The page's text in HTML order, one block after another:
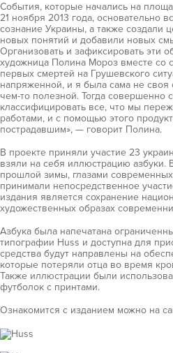
События, которые начались на
21 ноября 2013 года, основательно
сознание Украины, а также создали
новых понятий и добавили новых
Организовать и зафиксировать эти
художница Полина Мороз вместе со
первых смертей на Грушевского
напряженной, и я была сама не своя
чем-то полезной. Тогда совершенно
классифицировать все, что мы
работами, и с помощью этого
пострадавшим», — говорит Полина.
В проекте приняли участие 23
взяли на себя иллюстрацию азбуки.
прошлой зимы, глазами
принимали непосредственное
издания является сохранение
художественных образах
Азбука была напечатана
типографии Huss и доступна для
средства будут направлены на
которые потеряли отца во время
Также иллюстрации были
футболок с принтами.
Ознакомится с изданием можно на